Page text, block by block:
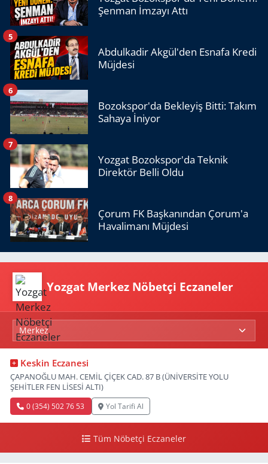
Şenman İmzayı Attı
Abdulkadir Akgül'den Esnafa Kredi
Müjdesi
5
Bozokspor'da Bekleyiş Bitti: Takım
Sahaya İniyor
6
Yozgat Bozokspor'da Teknik
Direktör Belli Oldu
7
Çorum FK Başkanından Çorum'a
Havalimanı Müjdesi
8
Yozgat Merkez Nöbetçi Eczaneler
Keskin Eczanesi
ÇAPANOĞLU MAH. CEMİL ÇİÇEK CAD. 87 B (ÜNİVERSİTE YOLU
ŞEHİTLER FEN LİSESİ ALTI)
0 (354) 502 76 53 Yol Tarifi Al
Tüm Nöbetçi Eczaneler